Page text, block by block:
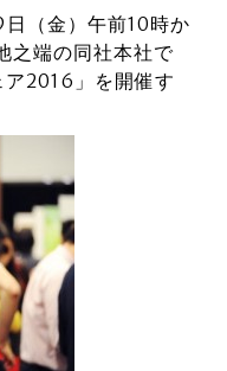
（金）午前10時か
之端の同社本社で
ア2016」を開催す